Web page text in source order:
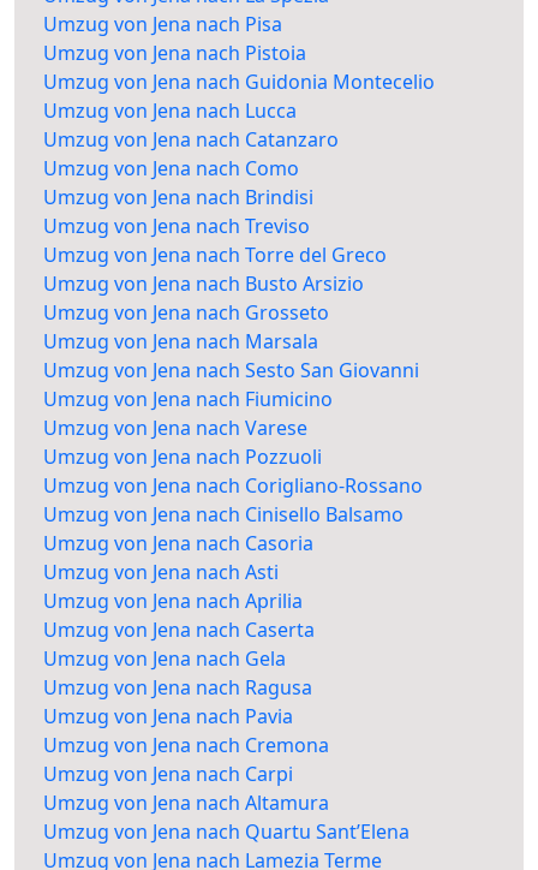
Umzug von Jena nach Pisa
Umzug von Jena nach Pistoia
Umzug von Jena nach Guidonia Montecelio
Umzug von Jena nach Lucca
Umzug von Jena nach Catanzaro
Umzug von Jena nach Como
Umzug von Jena nach Brindisi
Umzug von Jena nach Treviso
Umzug von Jena nach Torre del Greco
Umzug von Jena nach Busto Arsizio
Umzug von Jena nach Grosseto
Umzug von Jena nach Marsala
Umzug von Jena nach Sesto San Giovanni
Umzug von Jena nach Fiumicino
Umzug von Jena nach Varese
Umzug von Jena nach Pozzuoli
Umzug von Jena nach Corigliano-Rossano
Umzug von Jena nach Cinisello Balsamo
Umzug von Jena nach Casoria
Umzug von Jena nach Asti
Umzug von Jena nach Aprilia
Umzug von Jena nach Caserta
Umzug von Jena nach Gela
Umzug von Jena nach Ragusa
Umzug von Jena nach Pavia
Umzug von Jena nach Cremona
Umzug von Jena nach Carpi
Umzug von Jena nach Altamura
Umzug von Jena nach Quartu Sant’Elena
Umzug von Jena nach Lamezia Terme